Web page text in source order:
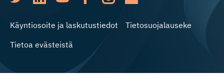
Käyntiosoite ja laskutustiedot
Tietosuojalauseke
Tietoa evästeistä